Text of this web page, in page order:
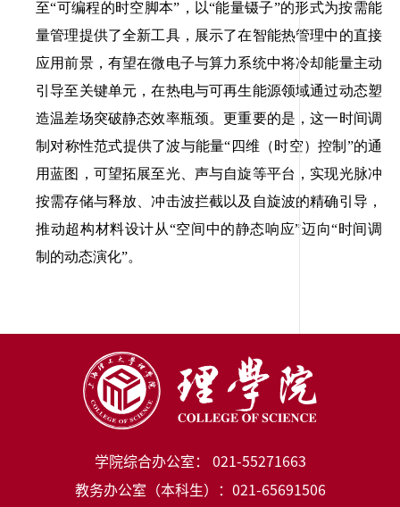
至“可编程的时空脚本”，以“能量镊子”的形式为按需能
量管理提供了全新工具，展示了在智能热管理中的直接
应用前景，有望在微电子与算力系统中将冷却能量主动
引导至关键单元，在热电与可再生能源领域通过动态塑
造温差场突破静态效率瓶颈。更重要的是，这一时间调
制对称性范式提供了波与能量“四维（时空）控制”的通
用蓝图，可望拓展至光、声与自旋等平台，实现光脉冲
按需存储与释放、冲击波拦截以及自旋波的精确引导，
推动超构材料设计从“空间中的静态响应”迈向“时间调
制的动态演化”。
学院综合办公室： 021-55271663
教务办公室（本科生）：021-65691506